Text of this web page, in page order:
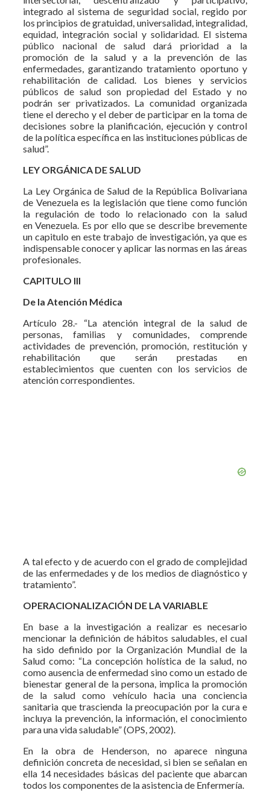
integrado al sistema de seguridad social, regido por
los principios de gratuidad, universalidad, integralidad,
equidad, integración social y solidaridad. El sistema
público nacional de salud dará prioridad a la
promoción de la salud y a la prevención de las
enfermedades, garantizando tratamiento oportuno y
rehabilitación de calidad. Los bienes y servicios
públicos de salud son propiedad del Estado y no
podrán ser privatizados. La comunidad organizada
tiene el derecho y el deber de participar en la toma de
decisiones sobre la planificación, ejecución y control
de la política específica en las instituciones públicas de
salud”.
LEY ORGÁNICA DE SALUD
La Ley Orgánica de Salud de la República Bolivariana
de Venezuela es la legislación que tiene como función
la regulación de todo lo relacionado con la salud
en Venezuela. Es por ello que se describe brevemente
un capitulo en este trabajo de investigación, ya que es
indispensable conocer y aplicar las normas en las áreas
profesionales.
CAPITULO III
De la Atención Médica
Artículo 28.- “La atención integral de la salud de
personas, familias y comunidades, comprende
actividades de prevención, promoción, restitución y
rehabilitación que serán prestadas en
establecimientos que cuenten con los servicios de
atención correspondientes.
A tal efecto y de acuerdo con el grado de complejidad
de las enfermedades y de los medios de diagnóstico y
tratamiento”.
OPERACIONALIZACIÓN DE LA VARIABLE
En base a la investigación a realizar es necesario
mencionar la definición de hábitos saludables, el cual
ha sido definido por la Organización Mundial de la
Salud como: “La concepción holística de la salud, no
como ausencia de enfermedad sino como un estado de
bienestar general de la persona, implica la promoción
de la salud como vehículo hacia una conciencia
sanitaria que trascienda la preocupación por la cura e
incluya la prevención, la información, el conocimiento
para una vida saludable” (OPS, 2002).
En la obra de Henderson, no aparece ninguna
definición concreta de necesidad, si bien se señalan en
ella 14 necesidades básicas del paciente que abarcan
todos los componentes de la asistencia de Enfermería.